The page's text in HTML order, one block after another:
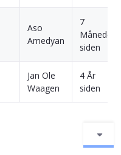
Aso
Amedyan
7
Måneder
siden
Jan Ole
Waagen
4 År
siden